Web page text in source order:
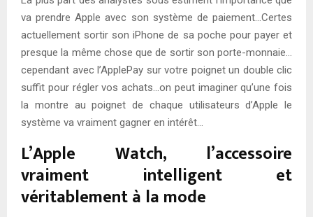
va prendre Apple avec son système de paiement…Certes
actuellement sortir son iPhone de sa poche pour payer et
presque la même chose que de sortir son porte-monnaie…
cependant avec l’ApplePay sur votre poignet un double clic
suffit pour régler vos achats…on peut imaginer qu’une fois
la montre au poignet de chaque utilisateurs d’Apple le
système va vraiment gagner en intérêt…
L’Apple Watch, l’accessoire
vraiment intelligent et
véritablement à la mode